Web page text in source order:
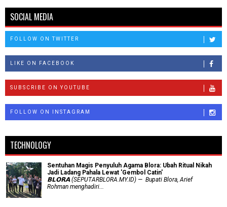
SOCIAL MEDIA
FOLLOW ON TWITTER
LIKE ON FACEBOOK
SUBSCRIBE ON YOUTUBE
FOLLOW ON INSTAGRAM
TECHNOLOGY
Sentuhan Magis Penyuluh Agama Blora: Ubah Ritual Nikah
Jadi Ladang Pahala Lewat 'Gembol Catin'
𝗕𝗟𝗢𝗥𝗔 (SEPUTARBLORA.MY.ID) — Bupati Blora, Arief
Rohman menghadiri...